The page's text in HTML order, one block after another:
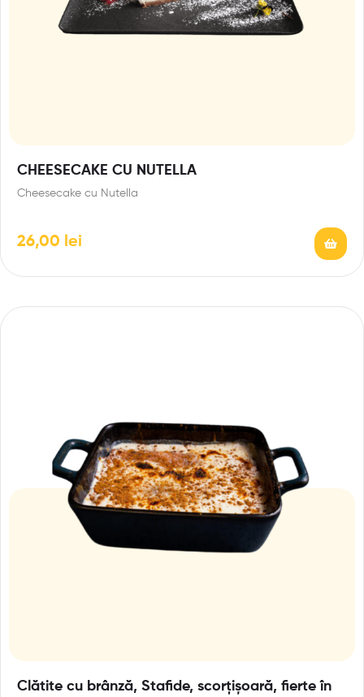
CHEESECAKE CU NUTELLA
Cheesecake cu Nutella
26,00 lei
Clătite cu brânză, Stafide, scorțișoară, fierte în